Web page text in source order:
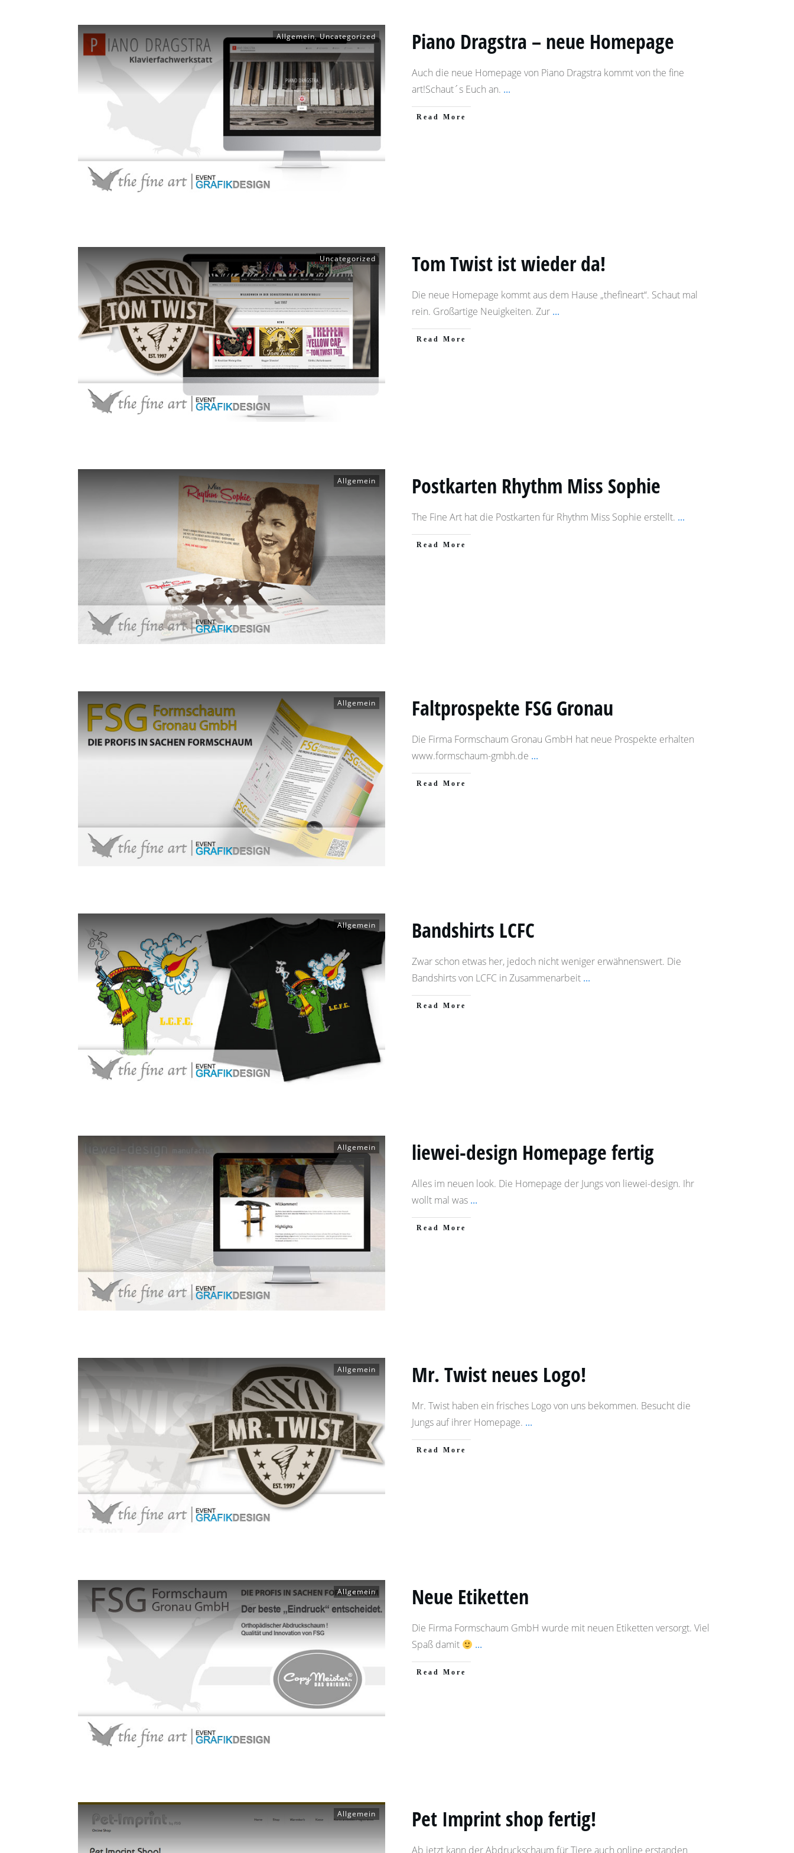
Allgemein,Uncategorized Piano Dragstra – neue Homepage
Auch die neue Homepage von Piano Dragstra kommt von the fine
art!Schaut´s Euch an. ...
​Read More
Uncategorized Tom Twist ist wieder da!
Die neue Homepage kommt aus dem Hause „thefineart“. Schaut mal
rein. Großartige Neuigkeiten. Zur ...
​Read More
Allgemein Postkarten Rhythm Miss Sophie
The Fine Art hat die Postkarten für Rhythm Miss Sophie erstellt. ...
​Read More
Allgemein Faltprospekte FSG Gronau
Die Firma Formschaum Gronau GmbH hat neue Prospekte erhalten
www.formschaum-gmbh.de ...
​Read More
Allgemein Bandshirts LCFC
Zwar schon etwas her, jedoch nicht weniger erwähnenswert. Die
Bandshirts von LCFC in Zusammenarbeit ...
​Read More
Allgemein liewei-design Homepage fertig
Alles im neuen look. Die Homepage der Jungs von liewei-design. Ihr
wollt mal was ...
​Read More
Allgemein Mr. Twist neues Logo!
Mr. Twist haben ein frisches Logo von uns bekommen. Besucht die
Jungs auf ihrer Homepage. ...
​Read More
Allgemein Neue Etiketten
Die Firma Formschaum GmbH wurde mit neuen Etiketten versorgt. Viel
Spaß damit
...
​Read More
Allgemein Pet Imprint shop fertig!
Ab jetzt kann der Abdruckschaum für Tiere auch online erstanden